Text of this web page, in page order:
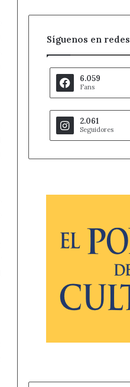
Síguenos en redes
6.059
Fans
2.061
Seguidores